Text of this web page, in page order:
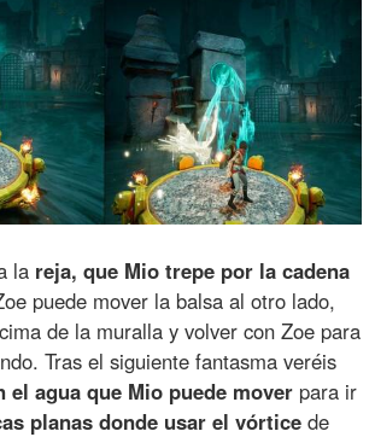
la reja, que Mio trepe por la cadena
puede mover la balsa al otro lado,
de la muralla y volver con Zoe para
Tras el siguiente fantasma veréis
el agua que Mio puede mover para ir
planas donde usar el vórtice de